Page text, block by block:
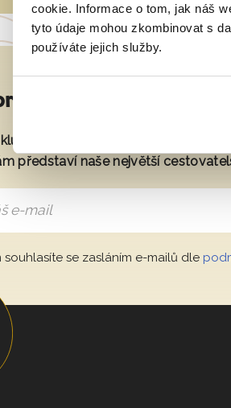
cookie. Informace o tom, jak náš
tyto údaje mohou zkombinovat s
používáte jejich služby.
tipy na skvělá
a získáte exkluzivní přístup ke
představí naše největší
souhlasíte se zasláním e-mailů dle